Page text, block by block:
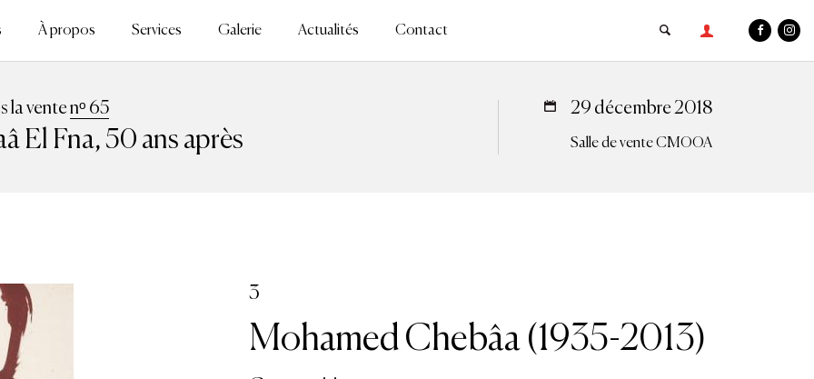
À propos Services Galerie Actualités Contact
la ventenᵒ 65
El Fna, 50 ans après
29 décembre 2018
Salle de vente CMOOA
3
Mohamed Chebâa (1935-2013)